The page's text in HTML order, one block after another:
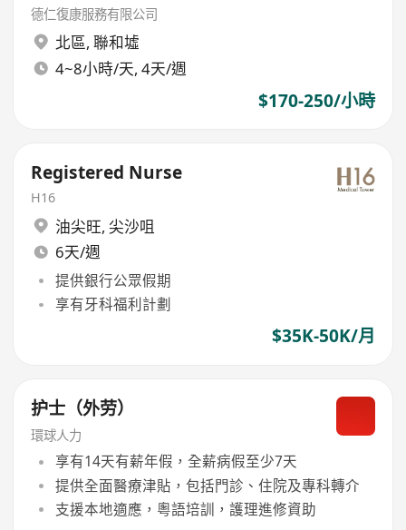
德仁復康服務有限公司
北區, 聯和墟
4~8小時/天, 4天/週
$170-250/小時
Registered Nurse
H16
油尖旺, 尖沙咀
6天/週
提供銀行公眾假期
享有牙科福利計劃
$35K-50K/月
护士（外劳）
環球人力
享有14天有薪年假，全薪病假至少7天
提供全面醫療津貼，包括門診、住院及專科轉介
支援本地適應，粵語培訓，護理進修資助